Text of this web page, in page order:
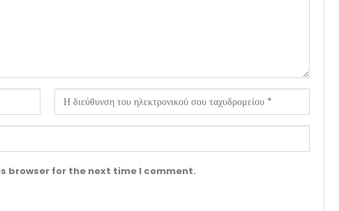
browser for the next time I comment.